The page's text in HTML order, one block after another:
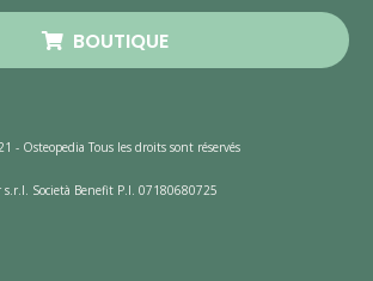
BOUTIQUE
- Osteopedia Tous les droits sont réservés
s.r.l. Società Benefit P.I. 07180680725